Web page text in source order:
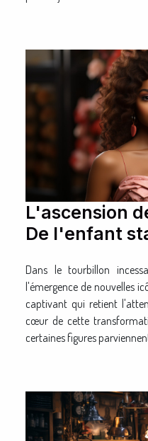
L'ascension
De l'enfant
Dans le tourbillon
l'émergence de nouvelles
captivant qui retient
cœur de cette
certaines figures